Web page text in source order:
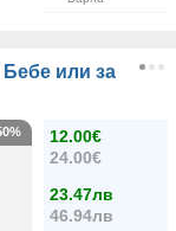
или за
12.00€
24.00€
23.47лв
46.94лв